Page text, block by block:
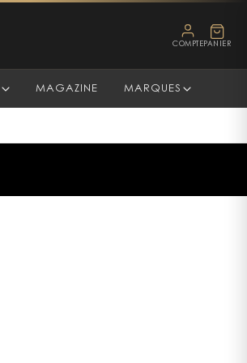
COMPTE PANIER
MAGAZINE MARQUES